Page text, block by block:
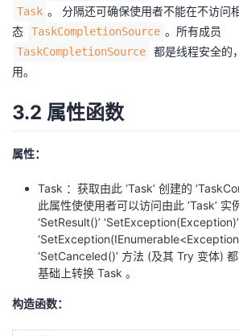
Task 。 分隔还可确保使用者不能在不访问
态
TaskCompletionSource 。所有成员
TaskCompletionSource
都是线程安全的
用。
3.2 属性函数
属性：
Task ：获取由此 ‘Task’ 创建的
此属性使使用者可以访问由此 ‘Task’ 实
‘SetResult()’ ‘SetException(Exception)’
‘SetCanceled()’ 方法 (及其 Try 变体)
基础上转换 Task 。
构造函数：